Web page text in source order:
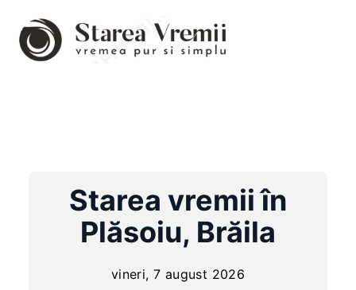
Starea vremii în
Plăsoiu, Brăila
vineri, 7 august 2026